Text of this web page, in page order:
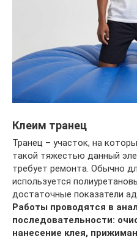
Клеим транец
Транец – участок, на
такой тяжестью данный
требует ремонта. Обычно
используется
достаточные показатели
Работы проводятся в
последовательности:
нанесение клея,